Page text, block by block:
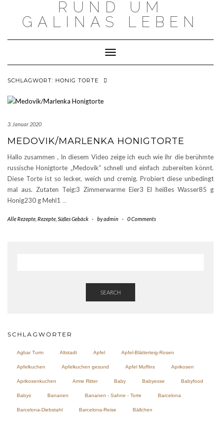
RUND UM
GALINAS LEBEN
Toggle Navigation
SCHLAGWORT: HONIG TORTE
3. Januar 2020
MEDOVIK/MARLENKA HONIGTORTE
Hallo zusammen , In diesem Video zeige ich euch wie ihr die berühmte
russische Honigtorte „Medovik“ schnell und einfach zubereiten könnt.
Diese Torte ist so lecker, weich und cremig. Probiert diese unbedingt
mal aus. Zutaten Teig:3 Zimmerwarme Eier3 El heißes Wasser85 g
Honig230 g Mehl1 …
Alle Rezepte Rezepte Süßes Gebäck - byadmin - 0 Comments
SEARCH
SCHLAGWÖRTER
Agbar Turm Altstadt Apfel Apfel-Blätterteig-Rosen
Apfelkuchen Apfelkuchen gesund Apfel Muffins Aprikosen
Aprikosenkuchen Arme Ritter Baby Babyesse Babyfood
Babys Bananen Bananen - Sahne - Torte Barcelona
Barcelona-Diebstahl Barcelona-Reise Bällchen